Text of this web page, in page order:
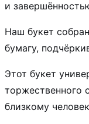
и
Наш букет
бумагу,
Этот букет
торжественного
близкому